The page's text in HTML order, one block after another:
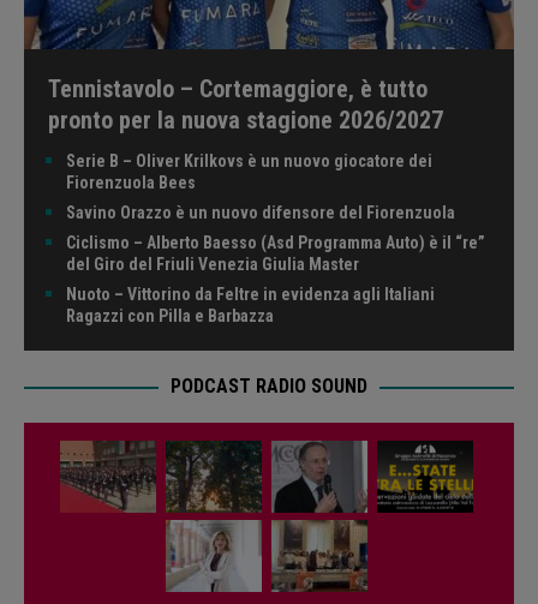
Tennistavolo – Cortemaggiore, è tutto
pronto per la nuova stagione 2026/2027
Serie B – Oliver Krilkovs è un nuovo giocatore dei
Fiorenzuola Bees
Savino Orazzo è un nuovo difensore del Fiorenzuola
Ciclismo – Alberto Baesso (Asd Programma Auto) è il “re”
del Giro del Friuli Venezia Giulia Master
Nuoto – Vittorino da Feltre in evidenza agli Italiani
Ragazzi con Pilla e Barbazza
PODCAST RADIO SOUND